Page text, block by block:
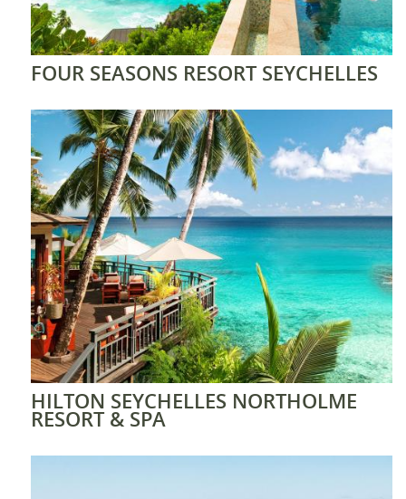
FOUR SEASONS RESORT SEYCHELLES
HILTON SEYCHELLES NORTHOLME
RESORT & SPA